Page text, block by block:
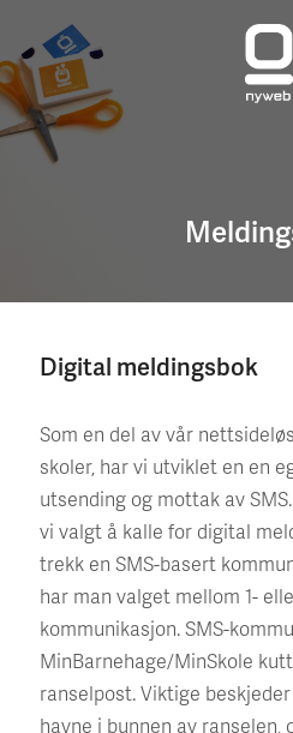
Digital meldingsbok
Som en del av vår
skoler, har vi utviklet en en
utsending og mottak av
vi valgt å kalle for digital
trekk en SMS-basert
har man valget mellom 1-
kommunikasjon. SMS-
MinBarnehage/MinSkole
ranselpost. Viktige
havne i bunnen av ranselen,